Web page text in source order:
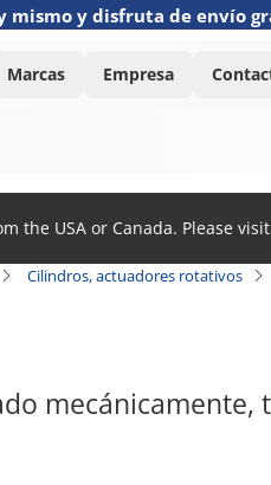
mismo y disfruta de envío
Marcas Empresa
the USA or Canada. Please
Cilindros, actuadores rotativos
mecánicamente,